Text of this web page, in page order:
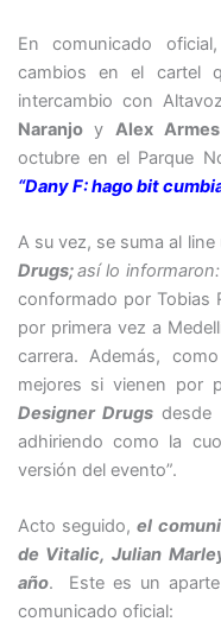
En comunicado
cambios en el cartel
intercambio con
Naranjoy Alex Armes
octubre en el Parque
“Dany F: hago bit
A su vez, se suma al
Drugs;así lo informaron:
conformado por Tobias
por primera vez a
carrera. Además,
mejores si vienen por
Designer Drugsdesde
adhiriendo como la
versión del evento”.
Acto seguido,el
de Vitalic, Julian
año. Este es un
comunicado oficial: